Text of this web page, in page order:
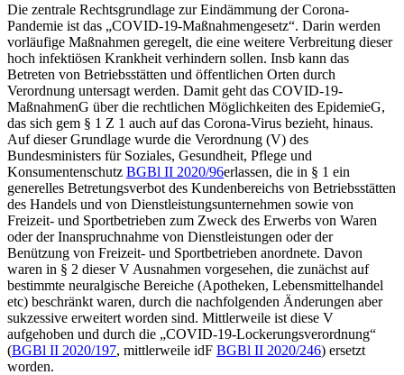
Die zentrale Rechtsgrundlage zur Eindämmung der Corona-
Pandemie ist das „COVID-19-Maßnahmengesetz“. Darin werden
vorläufige Maßnahmen geregelt, die eine weitere Verbreitung dieser
hoch infektiösen Krankheit verhindern sollen. Insb kann das
Betreten von Betriebsstätten und öffentlichen Orten durch
Verordnung untersagt werden. Damit geht das COVID-19-
MaßnahmenG über die rechtlichen Möglichkeiten des EpidemieG,
das sich gem § 1 Z 1 auch auf das Corona-Virus bezieht, hinaus.
Auf dieser Grundlage wurde die Verordnung (V) des
Bundesministers für Soziales, Gesundheit, Pflege und
Konsumentenschutz BGBl II 2020/96erlassen, die in § 1 ein
generelles Betretungsverbot des Kundenbereichs von Betriebsstätten
des Handels und von Dienstleistungsunternehmen sowie von
Freizeit- und Sportbetrieben zum Zweck des Erwerbs von Waren
oder der Inanspruchnahme von Dienstleistungen oder der
Benützung von Freizeit- und Sportbetrieben anordnete. Davon
waren in § 2 dieser V Ausnahmen vorgesehen, die zunächst auf
bestimmte neuralgische Bereiche (Apotheken, Lebensmittelhandel
etc) beschränkt waren, durch die nachfolgenden Änderungen aber
sukzessive erweitert worden sind. Mittlerweile ist diese V
aufgehoben und durch die „COVID-19-Lockerungsverordnung“
(BGBl II 2020/197, mittlerweile idF BGBl II 2020/246) ersetzt
worden.